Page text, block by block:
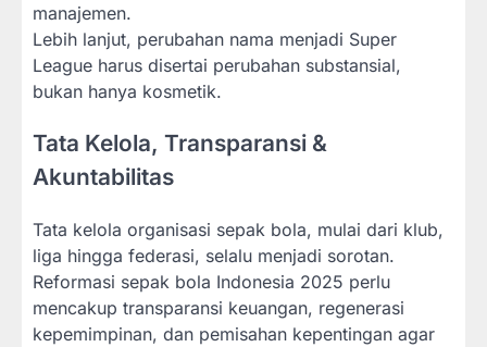
manajemen.
Lebih lanjut, perubahan nama menjadi Super
League harus disertai perubahan substansial,
bukan hanya kosmetik.
Tata Kelola, Transparansi &
Akuntabilitas
Tata kelola organisasi sepak bola, mulai dari klub,
liga hingga federasi, selalu menjadi sorotan.
Reformasi sepak bola Indonesia 2025 perlu
mencakup transparansi keuangan, regenerasi
kepemimpinan, dan pemisahan kepentingan agar